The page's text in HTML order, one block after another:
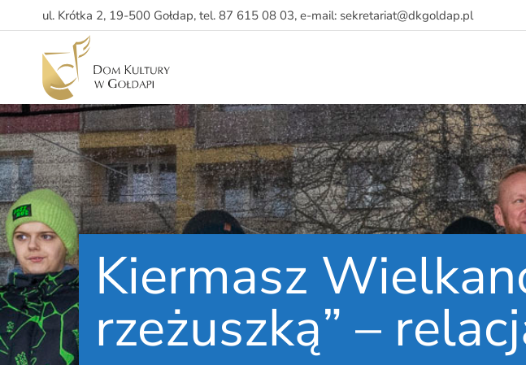
ul. Krótka 2, 19-500 Gołdap, tel. 87 615 08 03, e-mail: sekretariat@dkgoldap.pl
Kiermasz
rzeżuszką” –